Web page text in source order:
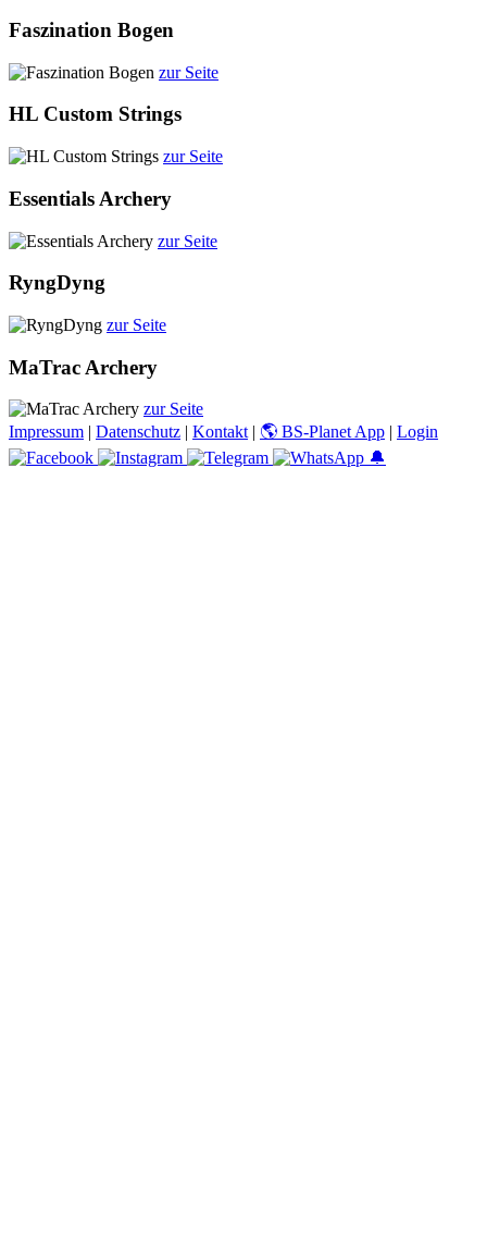
Faszination Bogen
zur Seite
HL Custom Strings
zur Seite
Essentials Archery
zur Seite
RyngDyng
zur Seite
MaTrac Archery
zur Seite
Impressum | Datenschutz | Kontakt | 🌎 BS-Planet App | Login
🔔